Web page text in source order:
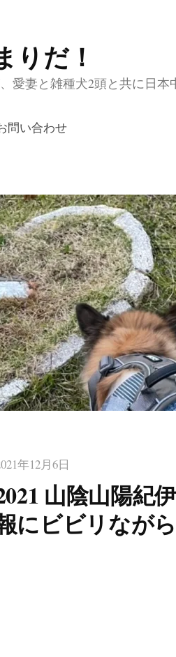
りだ！
愛妻と雑種犬2頭と共に日本
問い合わせ
年12月6日
山陰山陽紀
にビビリなが